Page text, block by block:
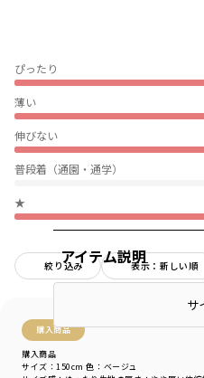
ぴったり
薄い
伸びない
普段着（通園・通学）
★
絞り込み 表示：新しい順
購入商品
購入商品
サイズ：150cm 色：ベージュ
アイテム説明
サ